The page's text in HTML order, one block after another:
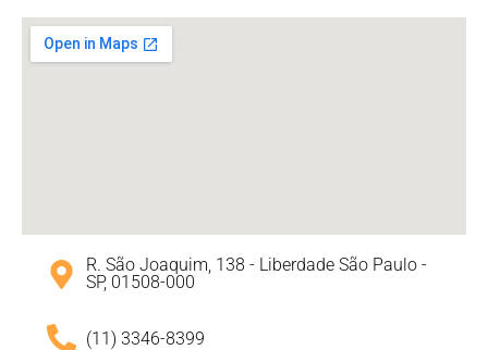
R. São Joaquim, 138 - Liberdade São Paulo -
SP, 01508-000
(11) 3346-8399